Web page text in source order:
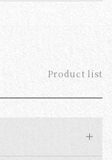
Product list